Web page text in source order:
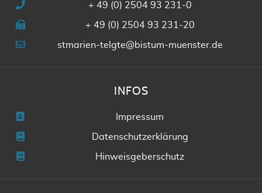
+ 49 (0) 2504 93 231-0
+ 49 (0) 2504 93 231-20
stmarien-telgte@bistum-muenster.de
INFOS
Impressum
Datenschutzerklärung
Hinweisgeberschutz